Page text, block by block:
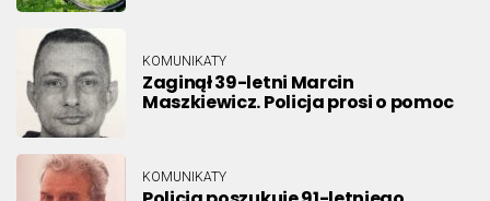
KOMUNIKATY
Zaginął 39-letni Marcin
Maszkiewicz. Policja prosi o pomoc
KOMUNIKATY